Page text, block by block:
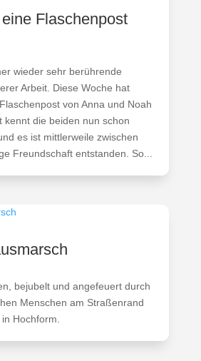
Flaschenpost
wieder sehr berührende
Arbeit. Diese Woche hat
von Anna und Noah
kennt die beiden nun schon
es ist mittlerweile zwischen
Freundschaft entstanden. So...
bejubelt und angefeuert durch
Menschen am Straßenrand
Hochform.